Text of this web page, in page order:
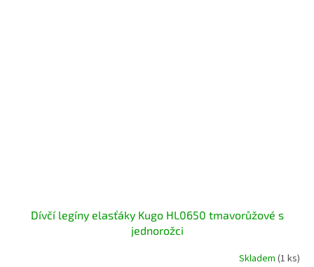
Dívčí legíny elasťáky Kugo HL0650 tmavorůžové s
jednorožci
Skladem (1 ks)